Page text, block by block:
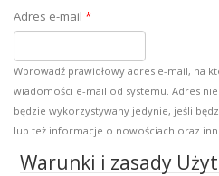
Adres e-mail *
Wprowadź prawidłowy adres e-mail, na
wiadomości e-mail od systemu. Adres
będzie wykorzystywany jedynie, jeśli
lub też informacje o nowościach oraz
Warunki i zasady